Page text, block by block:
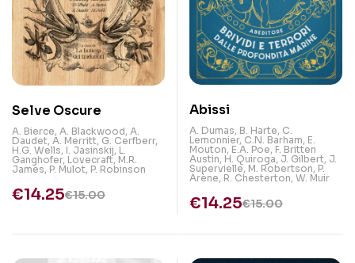
Selve Oscure
A. Bierce, A. Blackwood, A.
Daudet, A. Merritt, G. Cerfberr,
H.G. Wells, I. Jasinskij, L.
Ganghofer, Lovecraft, M.R.
James, P. Mulot, P. Robinson
€15.00
€14.25
Abissi
A. Dumas, B. Harte, C.
Lemonnier, C.N. Barham, E.
Mouton, E.A. Poe, F. Britten
Austin, H. Quiroga, J. Gilbert, J.
Supervielle, M. Robertson, P.
Arène, R. Chesterton, W. Muir
€15.00
€14.25